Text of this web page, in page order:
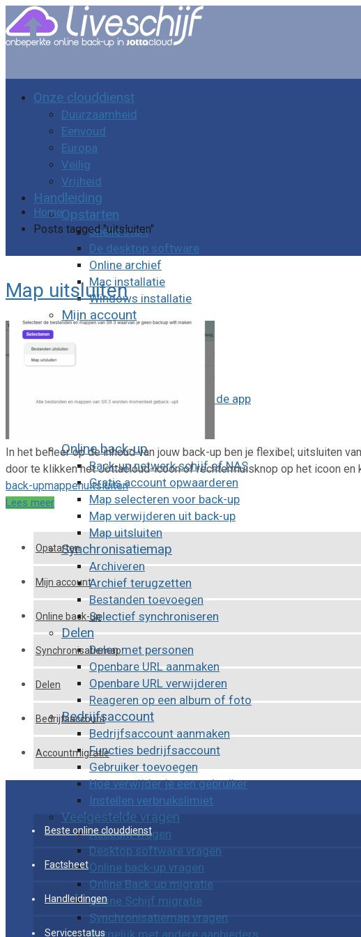
Onze clouddienst
Duurzaamheid
Eenvoud
Europa
Veilig
Vrijheid
Handleiding
Opstarten
Snelle start
De desktop software
Online archief
Mac installatie
Windows installatie
Mijn account
Herinneringen functie in de app
Online back-up
Back-up netwerk schijf of NAS
Gratis account opwaarderen
Map selecteren voor back-up
Map verwijderen uit back-up
Map uitsluiten
Synchronisatiemap
Archiveren
Archief terugzetten
Bestanden toevoegen
Selectief synchroniseren
Delen
Delen met personen
Openbare URL aanmaken
Openbare URL verwijderen
Reageren op een album of foto
Bedrijfsaccount
Bedrijfsaccount aanmaken
Functies bedrijfsaccount
Gebruiker toevoegen
Hoe verwijder je een gebruiker
Instellen verbruikslimiet
Veelgestelde vragen
Account vragen
Desktop software vragen
Online back-up vragen
Online Back-up migratie
Online Schijf migratie
Synchronisatiemap vragen
Vergelijk met andere aanbieders
Home
Posts tagged "uitsluiten"
Map uitsluiten
In het beheer op de inhoud van jouw back-up ben je flexibel; uitsluiten
door te klikken het Jottacloud-icoon of rechtermuisknop op het icoon en
back-upmappenuitsluiten
Lees meer
Opstarten
Mijn account
Online back-up
Synchronisatiemap
Delen
Bedrijfsaccount
Accountmigratie
Beste online clouddienst
Factsheet
Handleidingen
Servicestatus